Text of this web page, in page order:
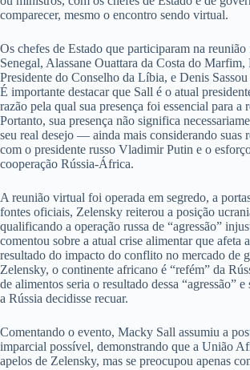
comparecer, mesmo o encontro sendo virtual.
Os chefes de Estado que participaram na
Senegal, Alassane Ouattara da Costa do
Presidente do Conselho da Líbia, e Denis
É importante destacar que Sall é o atual
razão pela qual sua presença foi essencial para a
Portanto, sua presença não significa
seu real desejo — ainda mais considerando suas
com o presidente russo Vladimir Putin e o
cooperação Rússia-África.
A reunião virtual foi operada em segredo, a
fontes oficiais, Zelensky reiterou a posição
qualificando a operação russa de “agressão”
comentou sobre a atual crise alimentar que afeta
resultado do impacto do conflito no mercado de
Zelensky, o continente africano é “refém” da
de alimentos seria o resultado dessa “agressão”
a Rússia decidisse recuar.
Comentando o evento, Macky Sall assumiu a
imparcial possível, demonstrando que a União
apelos de Zelensky, mas se preocupou apenas